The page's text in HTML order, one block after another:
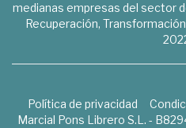
medianas empresas del sector
Recuperación,
Política de privacidad
Marcial Pons Librero S.L. -